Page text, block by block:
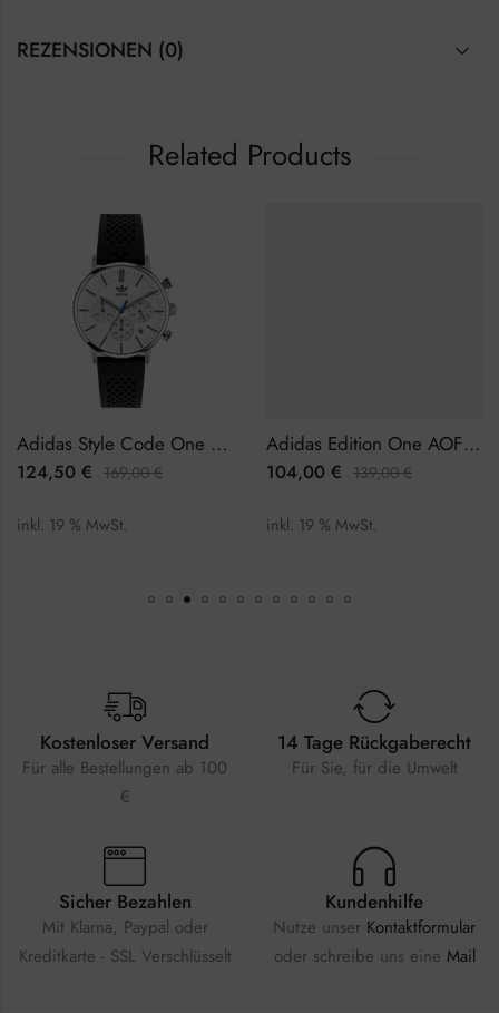
REZENSIONEN (0)
Related Products
Adidas Style Code One Chrono AOSY22014 Herrenuhr Chronograph
124,50 € 169,00€
inkl. 19 % MwSt.
Adidas Edition One AOFH23014 Herrenuhr
104,00 € 139,00€
inkl. 19 % MwSt.
Kostenloser Versand
Für alle Bestellungen ab 100
€
14 Tage Rückgaberecht
Für Sie, für die Umwelt
Sicher Bezahlen
Mit Klarna, Paypal oder
Kreditkarte - SSL Verschlüsselt
Kundenhilfe
Nutze unser Kontaktformular
oder schreibe uns eine Mail